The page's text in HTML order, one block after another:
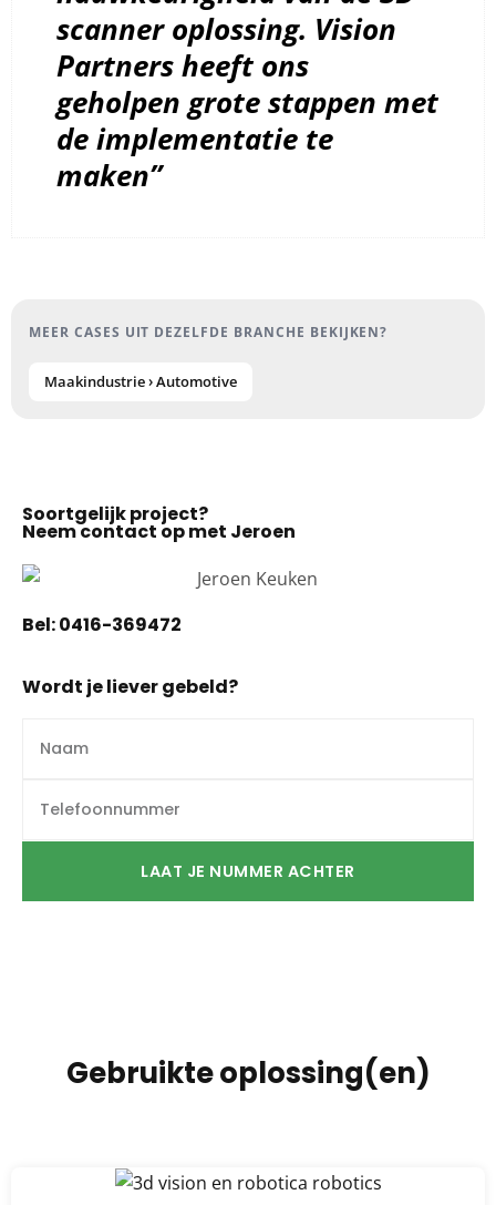
scanner oplossing. Vision
Partners heeft ons
geholpen grote stappen met
de implementatie te
maken”
MEER CASES UIT DEZELFDE BRANCHE BEKIJKEN?
Maakindustrie › Automotive
Soortgelijk project?
Neem contact op met Jeroen
Bel:0416-369472
Wordt je liever gebeld?
LAAT JE NUMMER ACHTER
Gebruikte oplossing(en)